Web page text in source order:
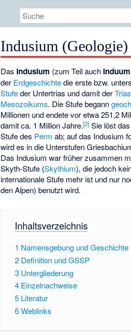
Indusium (Geologie)
Das Indusium (zum Teil auch Induum
der Erdgeschichtedie erste bzw.
Stufeder Untertrias und damit derTrias
Mesozoikums. Die Stufe begann
Millionen und endete vor etwa 251,2
damit ca. 1 Million Jahre.[2] Sie löst
Stufe des Perm ab; auf das Indusium
wird es in die Unterstufen
Das Indusium war früher zusammen
Skyth-Stufe (Skythium), die jedoch
internationale Stufe mehr ist und nur
den Alpen) benutzt wird.
Inhaltsverzeichnis
1 Namensgebung und Geschichte
2 Definition und GSSP
3 Untergliederung
4 Einzelnachweise
5 Literatur
6Weblinks